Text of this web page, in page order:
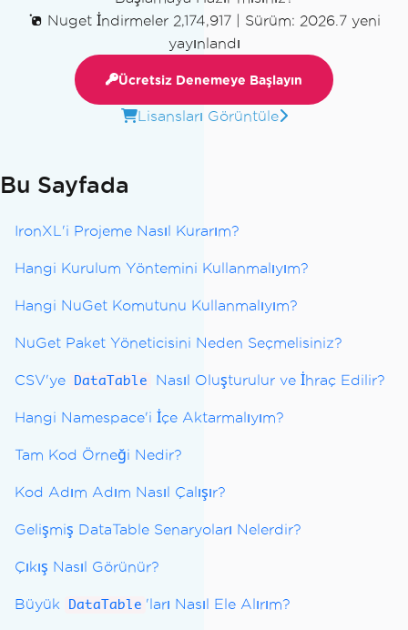
Nuget İndirmeler 2,174,917| Sürüm: 2026.7 yeni
yayınlandı
Ücretsiz Denemeye Başlayın
Lisansları Görüntüle
Bu Sayfada
IronXL'i Projeme Nasıl Kurarım?
Hangi Kurulum Yöntemini Kullanmalıyım?
Hangi NuGet Komutunu Kullanmalıyım?
NuGet Paket Yöneticisini Neden Seçmelisiniz?
CSV'ye DataTable Nasıl Oluşturulur ve İhraç Edilir?
Hangi Namespace'i İçe Aktarmalıyım?
Tam Kod Örneği Nedir?
Kod Adım Adım Nasıl Çalışır?
Gelişmiş DataTable Senaryoları Nelerdir?
Çıkış Nasıl Görünür?
Büyük DataTable 'ları Nasıl Ele Alırım?